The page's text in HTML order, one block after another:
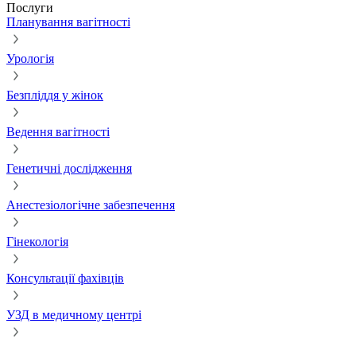
Послуги
Планування вагітності
Урологія
Безпліддя у жінок
Ведення вагітності
Генетичні дослідження
Анестезіологічне забезпечення
Гінекологія
Консультації фахівців
УЗД в медичному центрі